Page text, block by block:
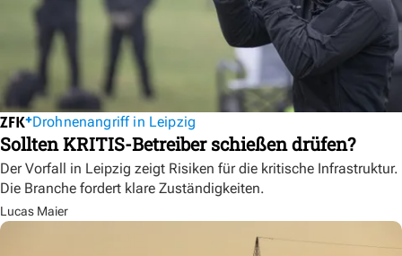
Drohnenangriff in Leipzig
Sollten KRITIS-Betreiber schießen drüfen?
Der Vorfall in Leipzig zeigt Risiken für die kritische Infrastruktur.
Die Branche fordert klare Zuständigkeiten.
Lucas Maier